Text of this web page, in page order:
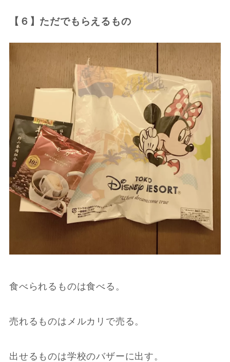
【６】ただでもらえるもの
食べられるものは食べる。
売れるものはメルカリで売る。
出せるものは学校のバザーに出す。